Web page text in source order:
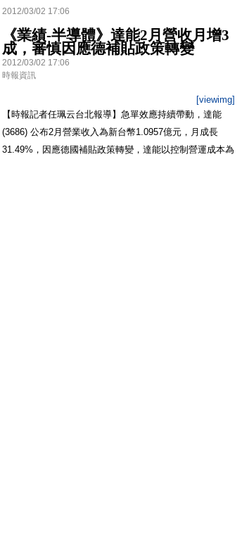
2012/03/02 17:06
《業績-半導體》達能2月營收月增3
成，審慎因應德補貼政策轉變
2012/03/02 17:06
時報資訊
[viewimg]
【時報記者任珮云台北報導】急單效應持續帶動，達能
(3686) 公布2月營業收入為新台幣1.0957億元，月成長
31.49%，因應德國補貼政策轉變，達能以控制營運成本為